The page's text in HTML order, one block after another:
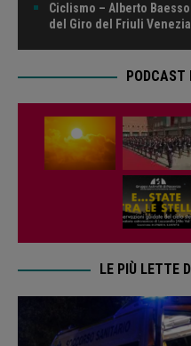
Ciclismo – Alberto
del Giro del Friuli
PODCAST
LE PIÙ LETTE